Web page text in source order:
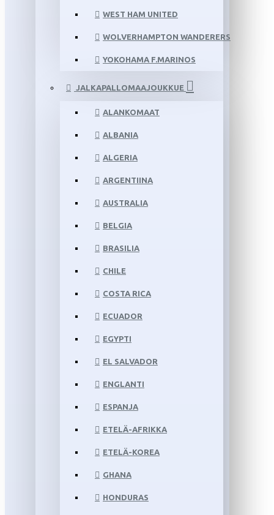
WEST HAM UNITED
WOLVERHAMPTON WANDERERS
YOKOHAMA F.MARINOS
JALKAPALLOMAAJOUKKUE
ALANKOMAAT
ALBANIA
ALGERIA
ARGENTIINA
AUSTRALIA
BELGIA
BRASILIA
CHILE
COSTA RICA
ECUADOR
EGYPTI
EL SALVADOR
ENGLANTI
ESPANJA
ETELÄ-AFRIKKA
ETELÄ-KOREA
GHANA
HONDURAS